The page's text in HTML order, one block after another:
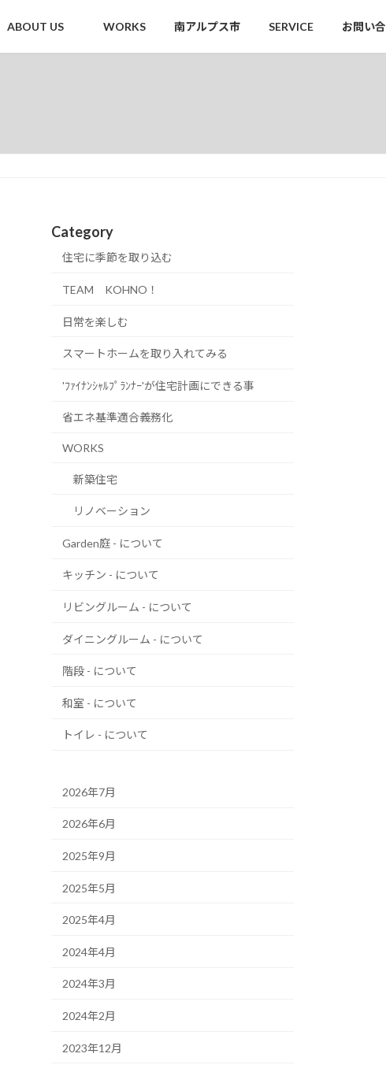
ABOUT US WORKS 南アルプス市 SERVICE お問い
Category
住宅に季節を取り込む
TEAM KOHNO！
日常を楽しむ
スマートホームを取り入れてみる
'ﾌｧｲﾅﾝｼｬﾙﾌﾟﾗﾝﾅｰ'が住宅計画にできる事
省エネ基準適合義務化
WORKS
新築住宅
リノベーション
Garden庭 - について
キッチン - について
リビングルーム - について
ダイニングルーム - について
階段 - について
和室 - について
トイレ - について
2026年7月
2026年6月
2025年9月
2025年5月
2025年4月
2024年4月
2024年3月
2024年2月
2023年12月